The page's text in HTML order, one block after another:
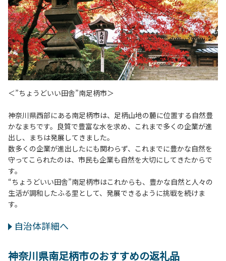
＜”ちょうどいい田舎”南足柄市＞
神奈川県西部にある南足柄市は、足柄山地の麓に位置する自然豊
かなまちです。良質で豊富な水を求め、これまで多くの企業が進
出し、まちは発展してきました。
数多くの企業が進出したにも関わらず、これまでに豊かな自然を
守ってこられたのは、市民も企業も自然を大切にしてきたからで
す。
“ちょうどいい田舎”南足柄市はこれからも、豊かな自然と人々の
生活が調和したふる里として、発展できるように挑戦を続けま
す。
自治体詳細へ
神奈川県南足柄市のおすすめの返礼品